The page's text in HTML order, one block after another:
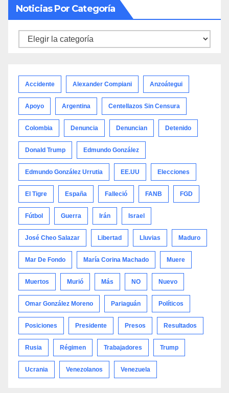
Noticias Por Categoría
Noticias
Accidente Alexander Compiani Anzoátegui
Apoyo Argentina Centellazos Sin Censura
Colombia Denuncia Denuncian Detenido
Donald Trump Edmundo González
Edmundo González Urrutia EE.UU Elecciones
El Tigre España Falleció FANB FGD
Fútbol Guerra Irán Israel
José Cheo Salazar Libertad Lluvias Maduro
Mar De Fondo María Corina Machado Muere
Muertos Murió Más NO Nuevo
Omar González Moreno Pariaguán Políticos
Posiciones Presidente Presos Resultados
Rusia Régimen Trabajadores Trump
Ucrania Venezolanos Venezuela